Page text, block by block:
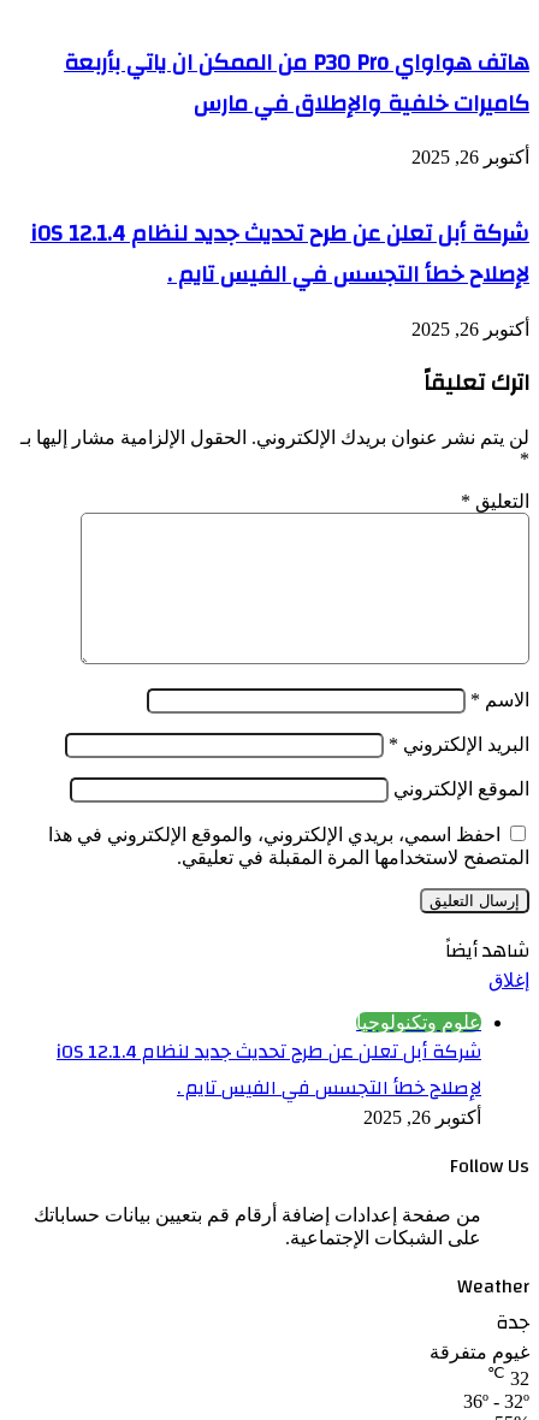
هاتف هواواي P30 Pro من الممكن ان ياتي بأربعة
كاميرات خلفية والإطلاق في مارس
أكتوبر 26, 2025
شركة أبل تعلن عن طرح تحديث جديد لنظام iOS 12.1.4
لإصلاح خطأ التجسس في الفيس تايم .
أكتوبر 26, 2025
اترك تعليقاً
لن يتم نشر عنوان بريدك الإلكتروني. الحقول الإلزامية مشار إليها بـ
*
التعليق *
الاسم *
البريد الإلكتروني *
الموقع الإلكتروني
احفظ اسمي، بريدي الإلكتروني، والموقع الإلكتروني في هذا
المتصفح لاستخدامها المرة المقبلة في تعليقي.
شاهد أيضاً
إغلاق
علوم وتكنولوجيا
شركة أبل تعلن عن طرح تحديث جديد لنظام iOS 12.1.4
لإصلاح خطأ التجسس في الفيس تايم .
أكتوبر 26, 2025
Follow Us
من صفحة إعدادات إضافة أرقام قم بتعيين بيانات حساباتك
على الشبكات الإجتماعية.
Weather
جدة
غيوم متفرقة
32
℃
36º - 32º